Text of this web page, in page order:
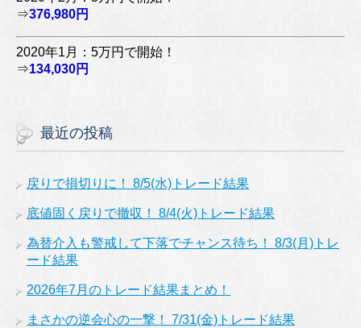
⇒376,980円
2020年1月：5万円で開始！
⇒134,030円
最近の投稿
戻りで損切りに！ 8/5(水)トレード結果
底値固く戻りで撤収！ 8/4(火)トレード結果
為替介入も警戒して下落でチャンス待ち！ 8/3(月)トレ
ード結果
2026年7月のトレード結果まとめ！
まさかの逆会心の一撃！ 7/31(金)トレード結果